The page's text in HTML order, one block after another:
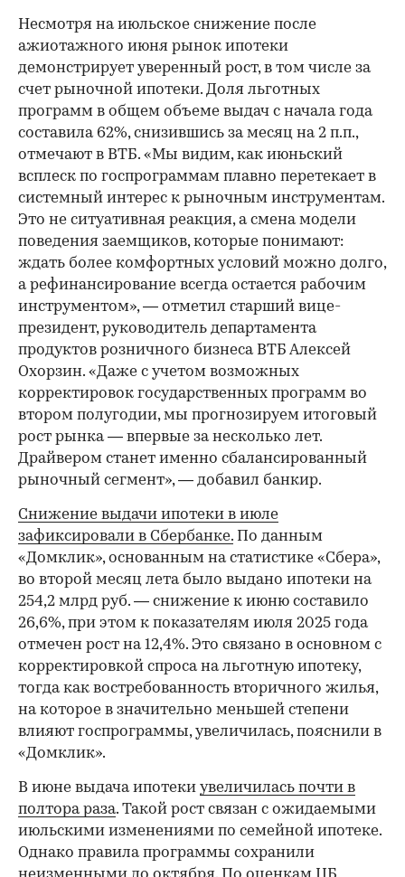
Несмотря на июльское снижение после
ажиотажного июня рынок ипотеки
демонстрирует уверенный рост, в том числе за
счет рыночной ипотеки. Доля льготных
программ в общем объеме выдач с начала года
составила 62%, снизившись за месяц на 2 п.п.,
отмечают в ВТБ. «Мы видим, как июньский
всплеск по госпрограммам плавно перетекает в
системный интерес к рыночным инструментам.
Это не ситуативная реакция, а смена модели
поведения заемщиков, которые понимают:
ждать более комфортных условий можно долго,
а рефинансирование всегда остается рабочим
инструментом», — отметил старший вице-
президент, руководитель департамента
продуктов розничного бизнеса ВТБ Алексей
Охорзин. «Даже с учетом возможных
корректировок государственных программ во
втором полугодии, мы прогнозируем итоговый
рост рынка — впервые за несколько лет.
Драйвером станет именно сбалансированный
рыночный сегмент», — добавил банкир.
Снижение выдачи ипотеки в июле
зафиксировали в Сбербанке. По данным
«Домклик», основанным на статистике «Сбера»,
во второй месяц лета было выдано ипотеки на
254,2 млрд руб. — снижение к июню составило
26,6%, при этом к показателям июля 2025 года
отмечен рост на 12,4%. Это связано в основном с
корректировкой спроса на льготную ипотеку,
тогда как востребованность вторичного жилья,
на которое в значительно меньшей степени
влияют госпрограммы, увеличилась, пояснили в
«Домклик».
В июне выдача ипотеки увеличилась почти в
полтора раза. Такой рост связан с ожидаемыми
июльскими изменениями по семейной ипотеке.
Однако правила программы сохранили